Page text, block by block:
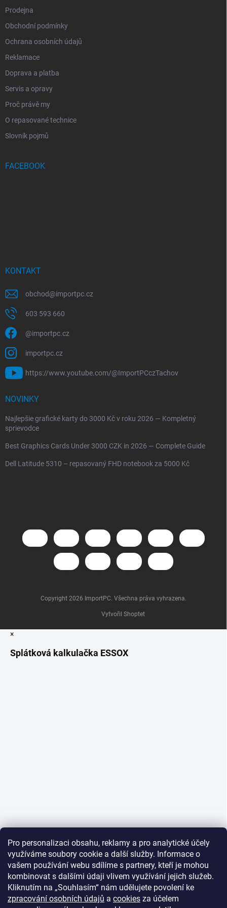
Pro personalizaci obsahu, reklamy a pro analytické účely
využíváme soubory cookie a další služby. Informace o
vašem používání webu sdílíme s partnery, kteří je mohou
kombinovat s dalšími údaji vlivem využívání jejich služeb.
Kliknutím na „Souhlasím“ nám udělujete povolení ke
zpracování osobních údajů a cookies za účelem
Prodejna
Obchodní podmínky
Ochrana osobních údajů
Reklamace
Doprava a platba
Servis a opravy
Proč právě my
O repasované technice
Slovník pojmů
FACEBOOK
KONTAKT
obchod@importpc.cz
603 593 660
@importpc.cz
importpc.cz
https://www.youtube.com/@ImportPCczTachov
NOVINKY
Najlepšie grafické karty do 3000 Kč v roku 2026 — Kompletný
sprievodce
Best Graphics Cards Under 3000 CZK in 2026 — Complete Guide
Dell Latitude 5310 – repasovaný FHD notebook za 5000 Kč
Vytvořil Shoptet
Copyright 2026 ImportPC. Všechna práva vyhrazena.
×
Splátková kalkulačka ESSOX